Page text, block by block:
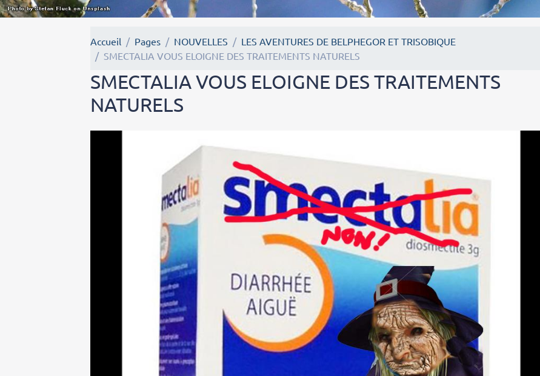
Accueil Pages NOUVELLES
LES AVENTURES DE BELPHEGOR ET TRISOBIQUE
SMECTALIA VOUS ELOIGNE DES TRAITEMENTS NATURELS
SMECTALIA VOUS ELOIGNE DES TRAITEMENTS
NATURELS